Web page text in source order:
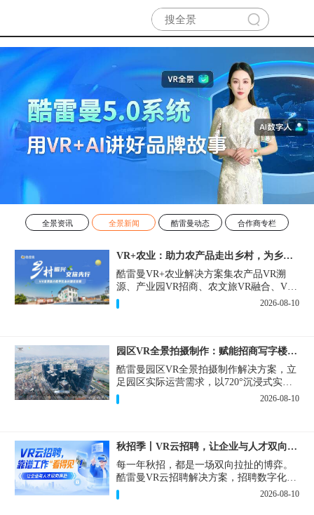
全景资讯 全景新闻 酷雷曼动态 合作商专栏
VR+农业：助力农产品走出乡村，为乡村振兴注入新活力
酷雷曼VR+农业解决方案集农产品VR溯
源、产业园VR招商、农文旅VR融合、VR
科普馆等为一体，为农业数字化落地提供
轻量化、高性价比的解决方案。
2026-08-10
园区VR全景拍摄制作：赋能招商写字楼出租运维巡检多场景
酷雷曼园区VR全景拍摄制作解决方案，立
足园区实际运营需求，以720°沉浸式实景
复刻为核心，精准破解园区对外营销、对
内管理中的各类痛点，将线下实景转化为
2026-08-10
秋招季丨VR云招聘，让企业与人才双向奔赴！
每一年秋招，都是一场双向拉扯的博弈。
酷雷曼VR云招聘解决方案，招聘数字化的
实用工具，告别“信息博弈”，真正实现企
业与人才双向奔赴。
2026-08-10